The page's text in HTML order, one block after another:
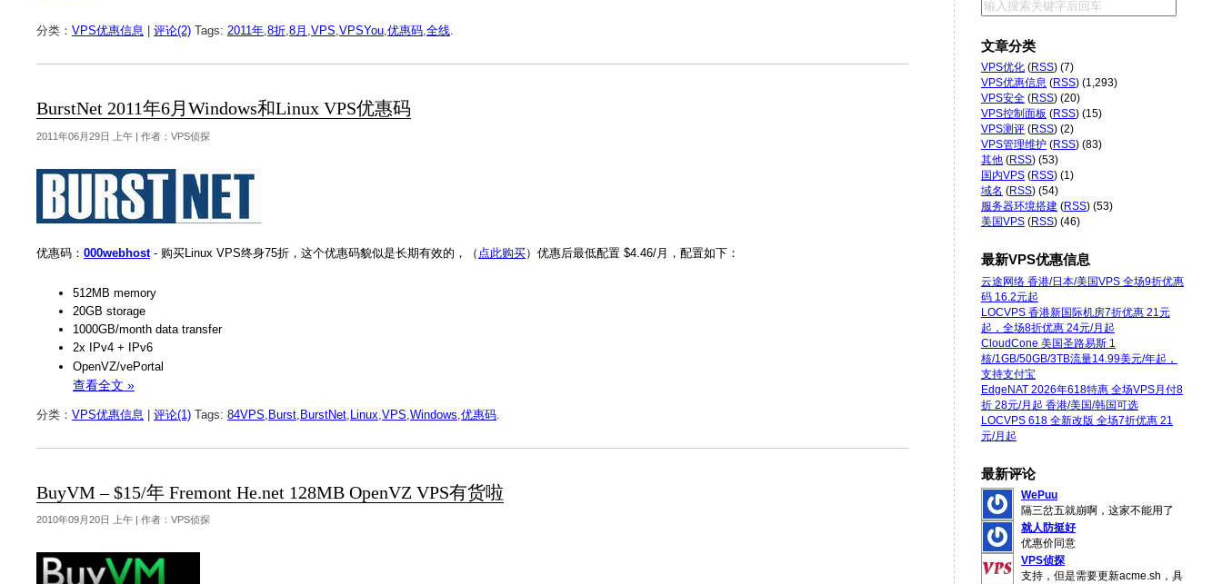
分类： VPS优惠信息 评论(2) Tags: 2011年,8折,8月 ,VPS,VPSYou,优惠码,全线.
BurstNet 2011年6月Windows和Linux VPS优惠码
2011年06月29日 上午 | 作者：VPS侦探
优惠码： 000webhost- 购买Linux VPS终身75折，这个优惠码貌似是长期有效的，（ 点此购买）优惠后最低配置 $4.46/月，配置如下：
512MB memory
20GB storage
1000GB/month data transfer
2x IPv4 + IPv6
OpenVZ/vePortal
查看全文 »
分类： VPS优惠信息 | 评论(1) Tags: 84VPS Burst BurstNet Linux VPS Windows 优惠码
BuyVM – $15/年 Fremont He.net 128MB OpenVZ VPS有货啦
2010年09月20日 上午 | 作者：VPS侦探
文章分类
VPS优化 (RSS) (7)
VPS优惠信息 (RSS) (1,293)
VPS安全 (RSS) (20)
VPS控制面板 (RSS) (15)
VPS测评 (RSS) (2)
VPS管理维护 (RSS) (83)
其他 (RSS) (53)
国内VPS (RSS) (1)
域名 (RSS) (54)
服务器环境搭建 (RSS) (53)
美国VPS (RSS) (46)
最新VPS优惠信息
云途网络 香港/日本/美国VPS 全场9折优惠
码 16.2元起
LOCVPS 香港新国际机房7折优惠 21元
起，全场8折优惠 24元/月起
CloudCone 美国圣路易斯 1
核/1GB/50GB/3TB流量14.99美元/年起，
支持支付宝
EdgeNAT 2026年618特惠 全场VPS月付8
折 28元/月起 香港/美国/韩国可选
LOCVPS 618 全新改版 全场7折优惠 21
元/月起
最新评论
WePuu
隔三岔五就崩啊，这家不能用了
就人防挺好
优惠价同意
VPS侦探
支持，但是需要更新acme.sh，具